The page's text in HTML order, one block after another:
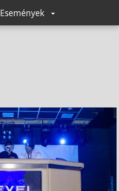
Események